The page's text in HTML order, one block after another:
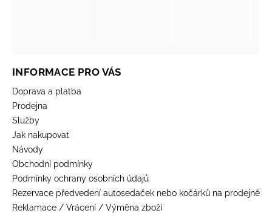
INFORMACE PRO VÁS
Doprava a platba
Prodejna
Služby
Jak nakupovat
Návody
Obchodní podmínky
Podmínky ochrany osobních údajů
Rezervace předvedení autosedaček nebo kočárků na prodejně
Reklamace / Vrácení / Výměna zboží